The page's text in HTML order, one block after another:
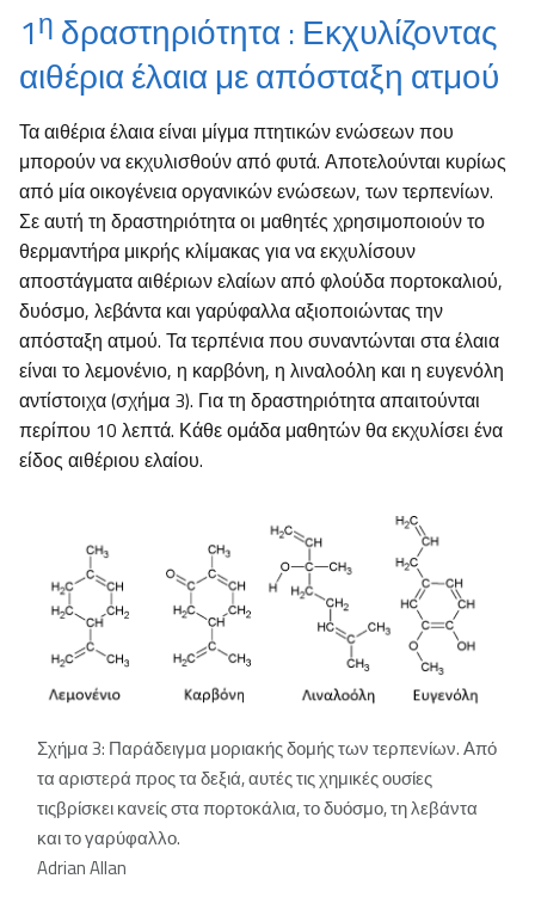
1η δραστηριότητα : Εκχυλίζοντας
αιθέρια έλαια με απόσταξη ατμού
Τα αιθέρια έλαια είναι μίγμα πτητικών ενώσεων που
μπορούν να εκχυλισθούν από φυτά. Αποτελούνται κυρίως
από μία οικογένεια οργανικών ενώσεων, των τερπενίων.
Σε αυτή τη δραστηριότητα οι μαθητές χρησιμοποιούν το
θερμαντήρα μικρής κλίμακας για να εκχυλίσουν
αποστάγματα αιθέριων ελαίων από φλούδα πορτοκαλιού,
δυόσμο, λεβάντα και γαρύφαλλα αξιοποιώντας την
απόσταξη ατμού. Τα τερπένια που συναντώνται στα έλαια
είναι το λεμονένιο, η καρβόνη, η λιναλοόλη και η ευγενόλη
αντίστοιχα (σχήμα 3). Για τη δραστηριότητα απαιτούνται
περίπου 10 λεπτά. Κάθε ομάδα μαθητών θα εκχυλίσει ένα
είδος αιθέριου ελαίου.
Σχήμα 3: Παράδειγμα μοριακής δομής των τερπενίων. Από
τα αριστερά προς τα δεξιά, αυτές τις χημικές ουσίες
τιςβρίσκει κανείς στα πορτοκάλια, το δυόσμο, τη λεβάντα
και το γαρύφαλλο.
Adrian Allan